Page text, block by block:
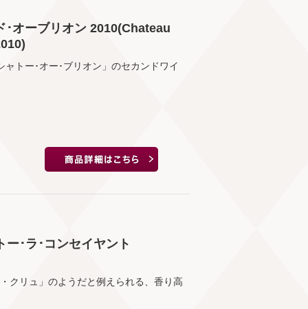
･オーブリオン 2010(Chateau
トー･オー･ブリオン」のセカンドワイ
･ラ･コンセイヤント
クリュ」のようだと例えられる、香り高